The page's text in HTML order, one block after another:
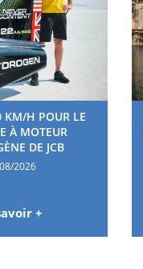
KM/H POUR LE
À MOTEUR
DE JCB
2026
+